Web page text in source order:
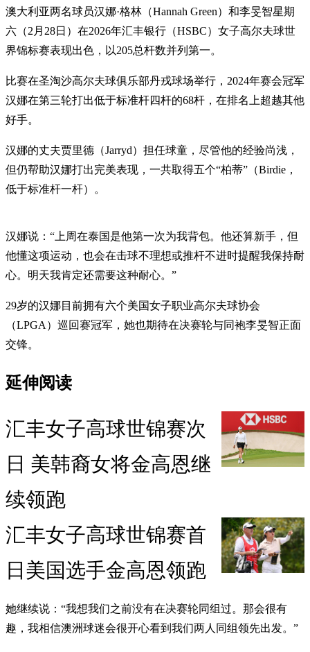
澳大利亚两名球员汉娜·格林（Hannah Green）和李旻智星期
六（2月28日）在2026年汇丰银行（HSBC）女子高尔夫球世
界锦标赛表现出色，以205总杆数并列第一。
比赛在圣淘沙高尔夫球俱乐部丹戎球场举行，2024年赛会冠军
汉娜在第三轮打出低于标准杆四杆的68杆，在排名上超越其他
好手。
汉娜的丈夫贾里德（Jarryd）担任球童，尽管他的经验尚浅，
但仍帮助汉娜打出完美表现，一共取得五个“柏蒂”（Birdie，
低于标准杆一杆）。
汉娜说：“上周在泰国是他第一次为我背包。他还算新手，但
他懂这项运动，也会在击球不理想或推杆不进时提醒我保持耐
心。明天我肯定还需要这种耐心。”
29岁的汉娜目前拥有六个美国女子职业高尔夫球协会
（LPGA）巡回赛冠军，她也期待在决赛轮与同袍李旻智正面
交锋。
延伸阅读
汇丰女子高球世锦赛次
日 美韩裔女将金高恩继
续领跑
汇丰女子高球世锦赛首
日美国选手金高恩领跑
她继续说：“我想我们之前没有在决赛轮同组过。那会很有
趣，我相信澳洲球迷会很开心看到我们两人同组领先出发。”